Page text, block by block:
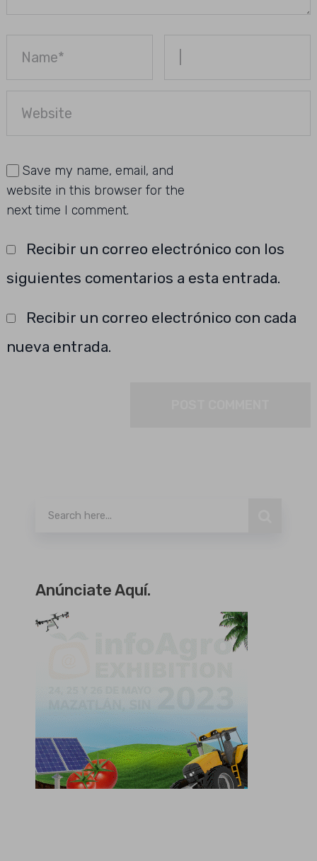
Save my name, email, and
website in this browser for the
next time I comment.
Recibir un correo electrónico con los
siguientes comentarios a esta entrada.
Recibir un correo electrónico con cada
nueva entrada.
Anúnciate Aquí.